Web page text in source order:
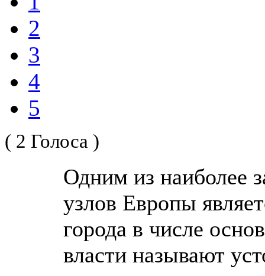
2
3
4
5
( 2 Голоса )
Одним из наиболее
узлов Европы
города в числе
власти называют